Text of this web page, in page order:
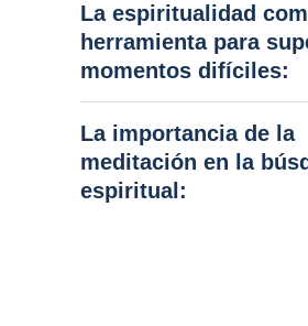
La espiritualidad
herramienta para
momentos difíciles:
La importancia de la
meditación en la
espiritual: